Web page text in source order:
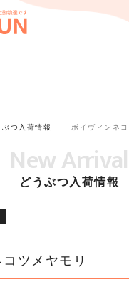
ぶつ入荷情報 ボイヴィンネ
New Arrival
どうぶつ入荷情報
ツメヤモリ